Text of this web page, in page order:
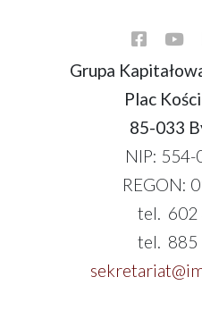
Grupa
Plac
85-033
NIP:
REGON:
tel. 602
tel. 885